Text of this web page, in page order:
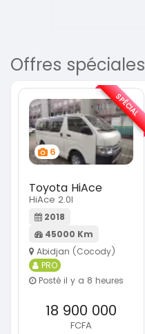
Offres spéciales
6
Toyota HiAce
HiAce 2.0l
2018
45000 Km
Abidjan (Cocody)
PRO
Posté il y a 8 heures
18 900 000
FCFA
SPÉCIAL